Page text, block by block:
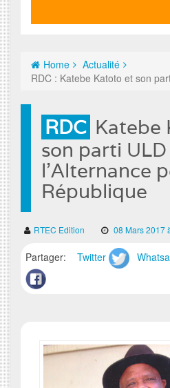
Home
Actualité
RDC : Katebe Katoto et son
RDC Katebe
son parti
l’Alternance
République
RTEC Edition 08 Mars 2017
Partager: Twitter